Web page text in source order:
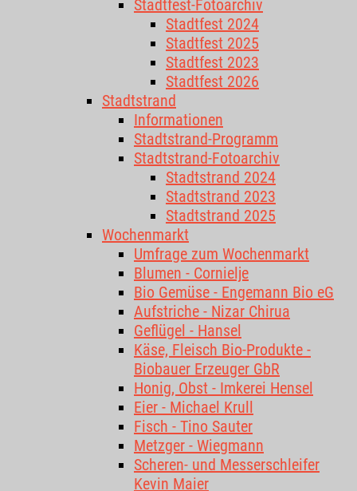
Stadtfest-Fotoarchiv
Stadtfest 2024
Stadtfest 2025
Stadtfest 2023
Stadtfest 2026
Stadtstrand
Informationen
Stadtstrand-Programm
Stadtstrand-Fotoarchiv
Stadtstrand 2024
Stadtstrand 2023
Stadtstrand 2025
Wochenmarkt
Umfrage zum Wochenmarkt
Blumen - Cornielje
Bio Gemüse - Engemann Bio eG
Aufstriche - Nizar Chirua
Geflügel - Hansel
Käse, Fleisch Bio-Produkte -
Biobauer Erzeuger GbR
Honig, Obst - Imkerei Hensel
Eier - Michael Krull
Fisch - Tino Sauter
Metzger - Wiegmann
Scheren- und Messerschleifer
Kevin Maier